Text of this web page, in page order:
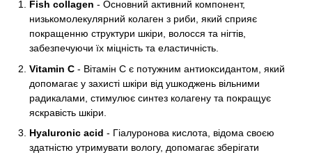
Fish collagen - Основний активний компонент,
низькомолекулярний колаген з риби, який сприяє
покращенню структури шкіри, волосся та нігтів,
забезпечуючи їх міцність та еластичність.
Vitamin C - Вітамін С є потужним антиоксидантом, який
допомагає у захисті шкіри від ушкоджень вільними
радикалами, стимулює синтез колагену та покращує
яскравість шкіри.
Hyaluronic acid - Гіалуронова кислота, відома своєю
здатністю утримувати вологу, допомагає зберігати